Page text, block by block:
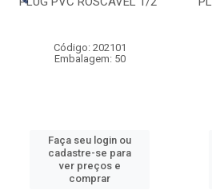
Código: 202101
Embalagem: 50
Faça seu login ou
cadastre-se para
ver preços e
comprar